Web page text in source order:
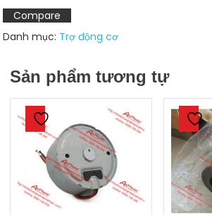
lạnh
FZJ-
20
lượng
Compare
Danh mục: Trợ động cơ
Sản phẩm tương tự